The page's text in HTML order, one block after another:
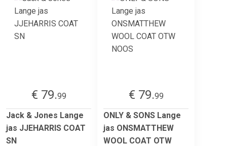
€ 79.99
Jack & Jones Lange
jas JJEHARRIS COAT
SN
€ 79.99
ONLY & SONS Lange
jas ONSMATTHEW
WOOL COAT OTW